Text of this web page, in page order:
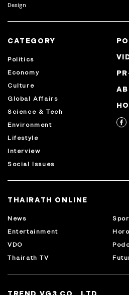
Design
CATEGORY
Politics
Economy
Culture
Global Affairs
Science & Tech
Environment
Lifestyle
Interview
Social Issues
THAIRATH ONLINE
News
Entertainment
VDO
Thairath TV